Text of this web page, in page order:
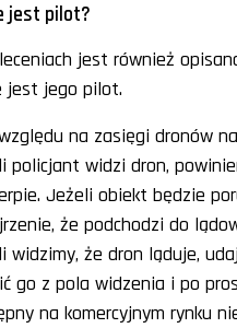
jest pilot?
jest również
jest jego pilot.
na zasięgi dronów
policjant widzi dron,
Jeżeli obiekt będzie
że podchodzi do
widzimy, że dron ląduje,
go z pola widzenia i po
na komercyjnym rynku